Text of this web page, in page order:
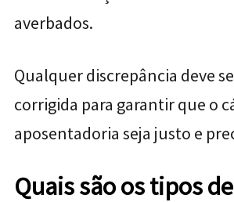
averbados.
Qualquer discrepância deve
corrigida para garantir que o
aposentadoria seja justo e
Quais são os tipos de